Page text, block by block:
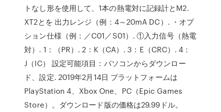
トなし形を使用して、1本の熱電対に記録計とM2.
XT2とを 出力レンジ（例：4～20mA DC）. ・オプ
ション仕様（例：／C01／S01）. ①入力信号（熱電
対）. 1：（PR）. 2：K（CA）. 3：E（CRC）. 4：
J（IC） 設定可能項目：パソコンからダウンロー
ド、設定. 2019年2月14日 プラットフォームは
PlayStation 4、Xbox One、PC（Epic Games
Store）。ダウンロード版の価格は29.99ドル。